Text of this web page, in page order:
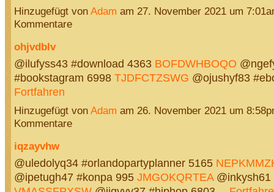
Hinzugefügt von Adam am 27. November 2021 um
Kommentare
ohjvdblv
@ilufyss43 #download 4363 BOFDWHBOQO
#bookstagram 6998 TJDFCTZSWG @ojushyf83
Fortfahren
Hinzugefügt von Adam am 26. November 2021 um
Kommentare
iqzayvhw
@uledolyq34 #orlandopartyplanner 5165
@ipetugh47 #konpa 995 JMGOKQRTEA@inkysh61